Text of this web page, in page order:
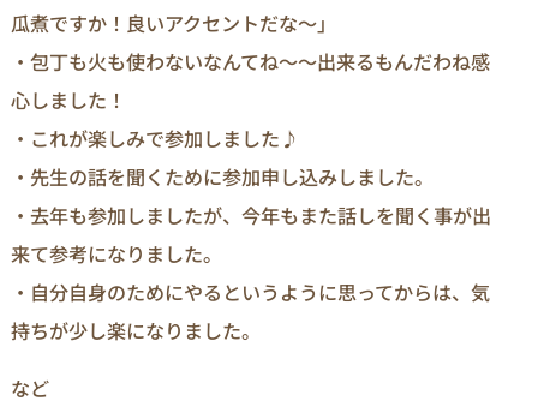
瓜煮ですか！良いアクセントだな～」
・包丁も火も使わないなんてね～～出来るもんだわね感
心しました！
・これが楽しみで参加しました♪
・先生の話を聞くために参加申し込みしました。
・去年も参加しましたが、今年もまた話しを聞く事が出
来て参考になりました。
・自分自身のためにやるというように思ってからは、気
持ちが少し楽になりました。
など